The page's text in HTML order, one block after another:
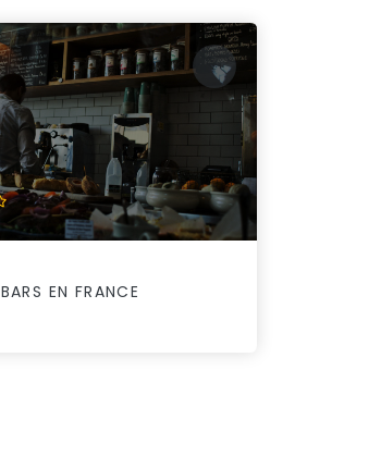
BARS EN FRANCE